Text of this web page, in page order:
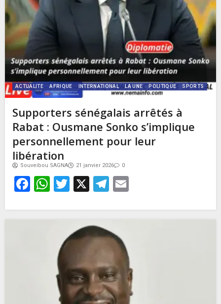
ACTUALITE AFRIQUE INTERNATIONAL LA UNE POLITIQUE SPORTS
Supporters sénégalais arrêtés à
Rabat : Ousmane Sonko s’implique
personnellement pour leur
libération
Souveibou SAGNA 21 janvier 2026 0
Facebook
WhatsApp
Twitter
X Telegram